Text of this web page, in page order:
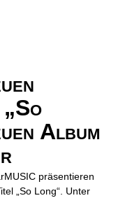
Album
präsentieren
„So Long“. Unter